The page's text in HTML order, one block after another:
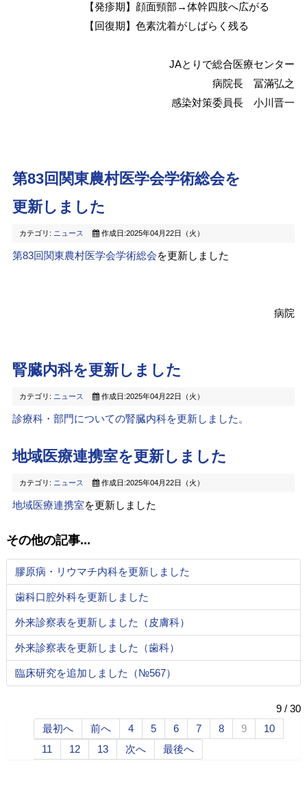
【発疹期】顔面頸部→体幹四肢へ広がる
【回復期】色素沈着がしばらく残る
JAとりで総合医療センター
病院長 冨滿弘之
感染対策委員長 小川晋一
第83回関東農村医学会学術総会を
更新しました
カテゴリ: ニュース 作成日:2025年04月22日（火）
第83回関東農村医学会学術総会を更新しました
病院
腎臓内科を更新しました
カテゴリ: ニュース 作成日:2025年04月22日（火）
診療科・部門についての腎臓内科を更新しました。
地域医療連携室を更新しました
カテゴリ: ニュース 作成日:2025年04月22日（火）
地域医療連携室を更新しました
その他の記事...
膠原病・リウマチ内科を更新しました
歯科口腔外科を更新しました
外来診察表を更新しました（皮膚科）
外来診察表を更新しました（歯科）
臨床研究を追加しました（№567）
9 / 30
最初へ
前へ 4 5 6 7 8 9
10
11
12 13 次へ 最後へ